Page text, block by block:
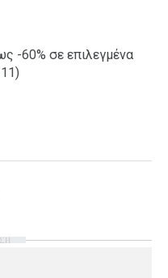
-60% σε επιλεγμένα